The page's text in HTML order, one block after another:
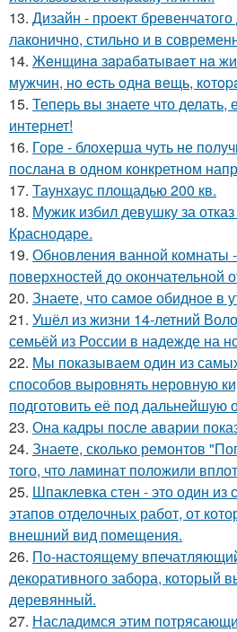
13. Дизайн - проект
лаконично, стильно и в
14. Жeнщинa зapaбaтывaeт нa
мужчин, нo ecть oднa вeщь,
15. Теперь вы знаете что делать,
интернет!
16. Горе - блохерша чуть не
послана в одном конкретном
17. Таунхаус площадью 200 кв.
18. Мужик избил девушку за
Краснодаре.
19. Обновления ванной комнаты
поверхностей до окончательной
20. Знаете, что самое обидное в
21. Ушёл из жизни 14-летний
семьёй из России в надежде на
22. Мы показываем один из
способов выровнять неровную
подготовить её под дальнейшую
23. Она кадры после аварии
24. Знаете, сколько ремонтов
того, что ламинат положили
25. Шпаклевка стен - это один из
этапов отделочных работ, от
внешний вид помещения.
26. По-настоящему
декоративного забора, который
деревянный.
27. Насладимся этим